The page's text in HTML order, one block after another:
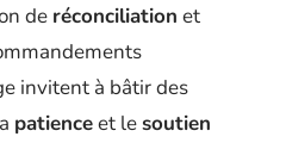
de réconciliation et
invitent à bâtir des
patienceet lesoutien